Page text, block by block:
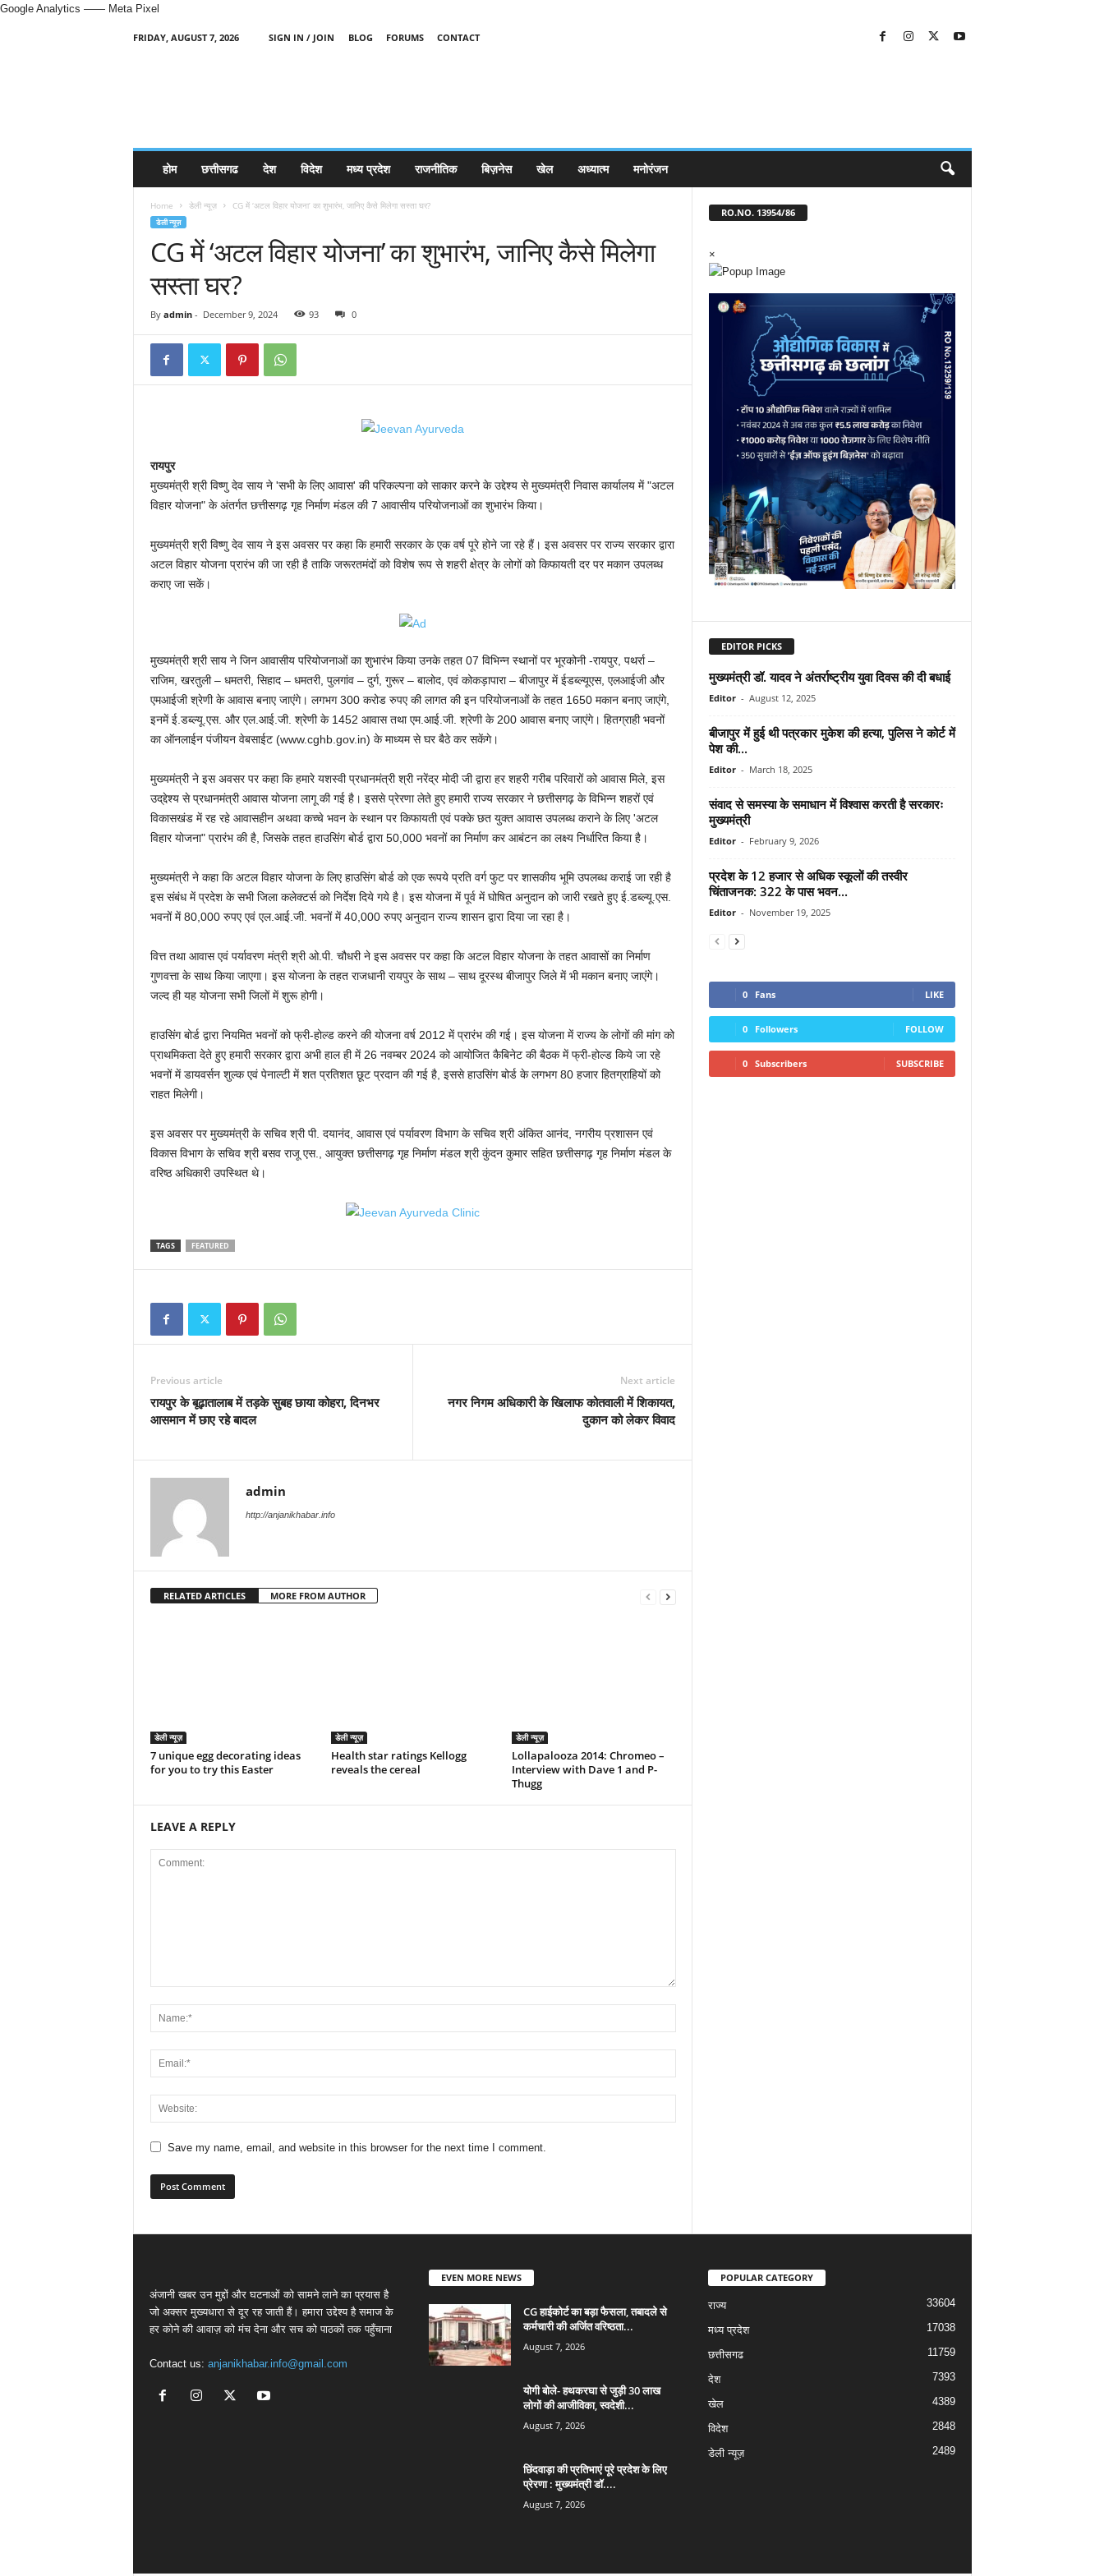
Google Analytics —— Meta Pixel
FRIDAY, AUGUST 7, 2026 SIGN IN / JOIN BLOG FORUMS
CONTACT
होम छत्तीसगढ देश विदेश मध्य प्रदेश राजनीतिक बिज़नेस खेल अध्यात्म मनोरंजन
Home डेली न्यूज़ CG में ‘अटल विहार योजना’ का शुभारंभ, जानिए कैसे मिलेगा सस्ता घर?
डेली न्यूज़
CG में ‘अटल विहार योजना’ का शुभारंभ, जानिए कैसे मिलेगा
सस्ता घर?
By admin- December 9, 2024 93 0
रायपुर
मुख्यमंत्री श्री विष्णु देव साय ने 'सभी के लिए आवास' की परिकल्पना को साकार करने के उद्देश्य से मुख्यमंत्री निवास कार्यालय में "अटल
विहार योजना" के अंतर्गत छत्तीसगढ़ गृह निर्माण मंडल की 7 आवासीय परियोजनाओं का शुभारंभ किया।
मुख्यमंत्री श्री विष्णु देव साय ने इस अवसर पर कहा कि हमारी सरकार के एक वर्ष पूरे होने जा रहे हैं। इस अवसर पर राज्य सरकार द्वारा
अटल विहार योजना प्रारंभ की जा रही है ताकि जरूरतमंदों को विशेष रूप से शहरी क्षेत्र के लोगों को किफायती दर पर मकान उपलब्ध
कराए जा सकें।
मुख्यमंत्री श्री साय ने जिन आवासीय परियोजनाओं का शुभारंभ किया उनके तहत 07 विभिन्न स्थानों पर भूरकोनी -रायपुर, पथर्रा –
राजिम, खरतुली – धमतरी, सिहाद – धमतरी, पुलगांव – दुर्ग, गुरूर – बालोद, एवं कोकड़ापारा – बीजापुर में ईडब्ल्यूएस, एलआईजी और
एमआईजी श्रेणी के आवास बनाए जाएंगे। लगभग 300 करोड रुपए की लागत की इन परियोजनाओं के तहत 1650 मकान बनाए जाएंगे,
इनमें ई.डब्ल्यू.एस. और एल.आई.जी. श्रेणी के 1452 आवास तथा एम.आई.जी. श्रेणी के 200 आवास बनाए जाएंगे। हितग्राही भवनों
का ऑनलाईन पंजीयन वेबसाईट (www.cghb.gov.in) के माध्यम से घर बैठे कर सकेंगे।
मुख्यमंत्री ने इस अवसर पर कहा कि हमारे यशस्वी प्रधानमंत्री श्री नरेंद्र मोदी जी द्वारा हर शहरी गरीब परिवारों को आवास मिले, इस
उद्‌द्देश्य से प्रधानमंत्री आवास योजना लागू की गई है। इससे प्रेरणा लेते हुए हमारी राज्य सरकार ने छत्तीसगढ़ के विभिन्न शहरों एवं
विकासखंड में रह रहे आवासहीन अथवा कच्चे भवन के स्थान पर किफायती एवं पक्के छत युक्त आवास उपलब्ध कराने के लिए 'अटल
विहार योजना" प्रारंभ की है, जिसके तहत हाउसिंग बोर्ड द्वारा 50,000 भवनों का निर्माण कर आबंटन का लक्ष्य निर्धारित किया है।
मुख्यमंत्री ने कहा कि अटल विहार योजना के लिए हाउसिंग बोर्ड को एक रूपये प्रति वर्ग फुट पर शासकीय भूमि उपलब्ध कराई जा रही है
इस संबंध में प्रदेश के सभी जिला कलेक्टर्स को निर्देश दिये गये है। इस योजना में पूर्व में घोषित अनुदान को जारी रखते हुए ई.डब्ल्यू.एस.
भवनों में 80,000 रुपए एवं एल.आई.जी. भवनों में 40,000 रुपए अनुदान राज्य शासन द्वारा दिया जा रहा है।
वित्त तथा आवास एवं पर्यावरण मंत्री श्री ओ.पी. चौधरी ने इस अवसर पर कहा कि अटल विहार योजना के तहत आवासों का निर्माण
गुणवत्ता के साथ किया जाएगा। इस योजना के तहत राजधानी रायपुर के साथ – साथ दूरस्थ बीजापुर जिले में भी मकान बनाए जाएंगे।
जल्द ही यह योजना सभी जिलों में शुरू होगी।
हाउसिंग बोर्ड द्वारा नियमित भवनों को फ्री-होल्ड करने की योजना वर्ष 2012 में प्रारंभ की गई। इस योजना में राज्य के लोगों की मांग को
प्राथमिकता देते हुए हमारी सरकार द्वारा अभी हाल ही में 26 नवम्बर 2024 को आयोजित कैबिनेट की बैठक में फ्री-होल्ड किये जा रहे
भवनों में डायवर्सन शुल्क एवं पेनाल्टी में शत प्रतिशत छूट प्रदान की गई है, इससे हाउसिंग बोर्ड के लगभग 80 हजार हितग्राहियों को
राहत मिलेगी।
इस अवसर पर मुख्यमंत्री के सचिव श्री पी. दयानंद, आवास एवं पर्यावरण विभाग के सचिव श्री अंकित आनंद, नगरीय प्रशासन एवं
विकास विभाग के सचिव श्री बसव राजू एस., आयुक्त छत्तीसगढ़ गृह निर्माण मंडल श्री कुंदन कुमार सहित छत्तीसगढ़ गृह निर्माण मंडल के
वरिष्ठ अधिकारी उपस्थित थे।
TAGS FEATURED
Previous article
रायपुर के बूढ़ातालाब में तड़के सुबह छाया कोहरा, दिनभर
आसमान में छाए रहे बादल
Next article
नगर निगम अधिकारी के खिलाफ कोतवाली में शिकायत,
दुकान को लेकर विवाद
admin
http://anjanikhabar.info
RELATED ARTICLES MORE FROM AUTHOR
डेली न्यूज़
7 unique egg decorating ideas
for you to try this Easter
डेली न्यूज़
Health star ratings Kellogg
reveals the cereal
डेली न्यूज़
Lollapalooza 2014: Chromeo –
Interview with Dave 1 and P-
Thugg
LEAVE A REPLY
Save my name, email, and website in this browser for the next time I comment.
RO.NO. 13954/86
×
EDITOR PICKS
मुख्यमंत्री डॉ. यादव ने अंतर्राष्ट्रीय युवा दिवस की दी बधाई
Editor - August 12, 2025
बीजापुर में हुई थी पत्रकार मुकेश की हत्या, पुलिस ने कोर्ट में
पेश की...
Editor - March 18, 2025
संवाद से समस्या के समाधान में विश्वास करती है सरकारः
मुख्यमंत्री
Editor - February 9, 2026
प्रदेश के 12 हजार से अधिक स्कूलों की तस्वीर
चिंताजनक: 322 के पास भवन...
Editor - November 19, 2025
0 Fans LIKE
0 Followers FOLLOW
0 Subscribers SUBSCRIBE
अंजानी खबर उन मुद्दों और घटनाओं को सामने लाने का प्रयास है
जो अक्सर मुख्यधारा से दूर रह जाती हैं। हमारा उद्देश्य है समाज के
हर कोने की आवाज़ को मंच देना और सच को पाठकों तक पहुँचाना
Contact us: anjanikhabar.info@gmail.com
EVEN MORE NEWS
CG हाईकोर्ट का बड़ा फैसला, तबादले से
कर्मचारी की अर्जित वरिष्ठता...
August 7, 2026
योगी बोले- हथकरघा से जुड़ी 30 लाख
लोगों की आजीविका, स्वदेशी...
August 7, 2026
छिंदवाड़ा की प्रतिभाएं पूरे प्रदेश के लिए
प्रेरणा : मुख्यमंत्री डॉ....
August 7, 2026
POPULAR CATEGORY
राज्य 33604
मध्य प्रदेश 17038
छत्तीसगढ 11759
देश 7393
खेल 4389
विदेश 2848
डेली न्यूज़ 2489